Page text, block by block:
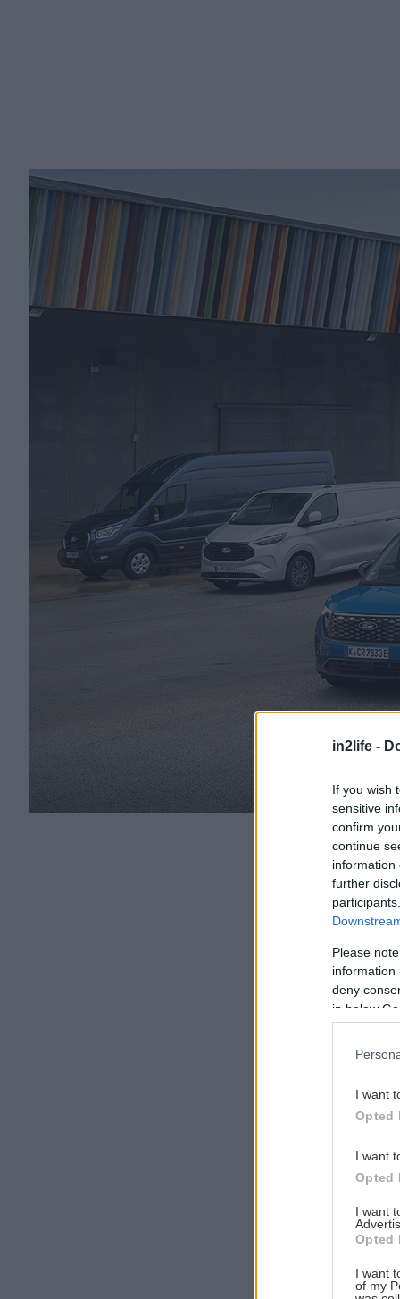
in2life -
If you wish
sensitive
confirm
continue
information
further
Please
information
deny
in below
I want
Opted
I want
Opted
I want
Opted
I want
of my